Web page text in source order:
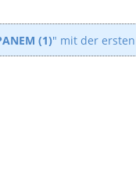
(1)" mit der